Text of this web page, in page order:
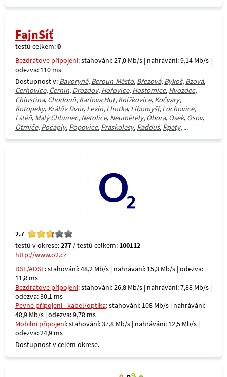
FajnSíť
testů celkem:0
Bezdrátové připojení: stahování: 27,0 Mb/s | nahrávání: 9,14 Mb/s |
odezva: 110 ms
Dostupnost v: Bavoryně, Beroun-Město, Březová, Bykoš, Bzová,
Cerhovice, Černín, Drozdov, Hořovice, Hostomice, Hvozdec,
Chlustina, Chodouň, Karlova Huť, Knížkovice, Kočvary,
Kotopeky, Králův Dvůr, Levín, Lhotka, Libomyšl, Lochovice,
Lštěň, Malý Chlumec, Netolice, Neumětely, Obora, Osek, Osov,
Otmíče, Počaply, Popovice, Praskolesy, Radouš, Rpety, ...
2.7
testů v okrese:277 / testů celkem: 100112
http://www.o2.cz
DSL/ADSL: stahování: 48,2 Mb/s | nahrávání: 15,3 Mb/s | odezva:
11,8 ms
Bezdrátové připojení: stahování: 26,8 Mb/s | nahrávání: 7,88 Mb/s |
odezva: 30,1 ms
Pevné připojení - kabel/optika: stahování: 108 Mb/s | nahrávání:
48,9 Mb/s | odezva: 9,78 ms
Mobilní připojení: stahování: 37,8 Mb/s | nahrávání: 12,5 Mb/s |
odezva: 24,9 ms
Dostupnost v celém okrese.